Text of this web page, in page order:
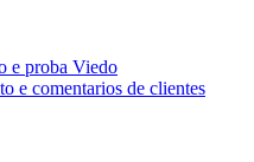
e proba Viedo
e comentarios de clientes